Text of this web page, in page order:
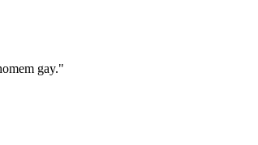
gay."